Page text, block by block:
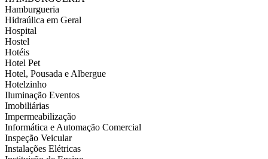
Hamburgueria
Hidraúlica em Geral
Hospital
Hostel
Hotéis
Hotel Pet
Hotel, Pousada e Albergue
Hotelzinho
Iluminação Eventos
Imobiliárias
Impermeabilização
Informática e Automação Comercial
Inspeção Veicular
Instalações Elétricas